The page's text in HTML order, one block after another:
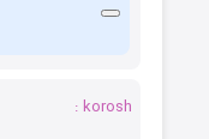
korosh :